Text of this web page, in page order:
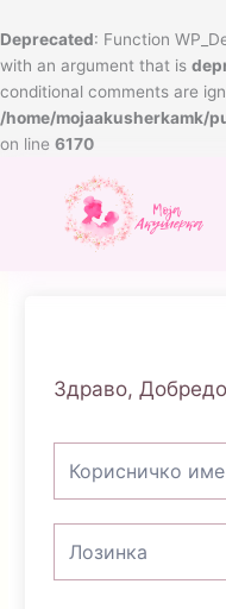
Deprecated: Function
with an argument that is
conditional comments are
/home/mojaakusherkamk/
on line 6170
to
content
Здраво,